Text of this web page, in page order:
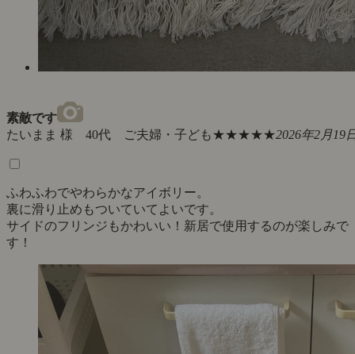
素敵です
たいまま 様 40代 ご夫婦・子ども★★★★★2026年2月19
ふわふわでやわらかなアイボリー。
裏に滑り止めもついていてよいです。
サイドのフリンジもかわいい！新居で使用するのが楽しみで
す！